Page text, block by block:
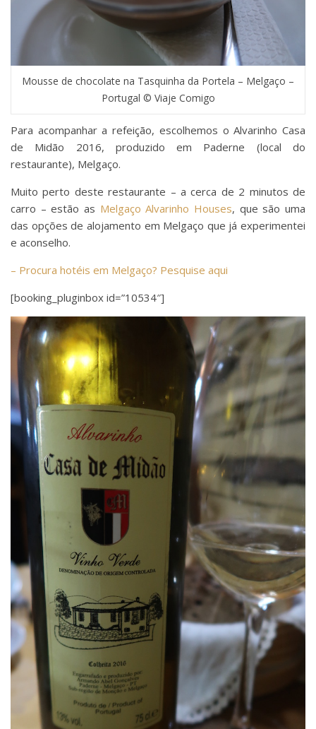
Mousse de chocolate na Tasquinha da Portela – Melgaço –
Portugal © Viaje Comigo
Para acompanhar a refeição, escolhemos o Alvarinho Casa
de Midão 2016, produzido em Paderne (local do
restaurante), Melgaço.
Muito perto deste restaurante – a cerca de 2 minutos de
carro – estão as Melgaço Alvarinho Houses, que são uma
das opções de alojamento em Melgaço que já experimentei
e aconselho.
– Procura hotéis em Melgaço? Pesquise aqui
[booking_pluginbox id=”10534″]